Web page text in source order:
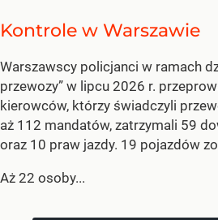
Kontrole w Warszawie
Warszawscy policjanci w ramach
przewozy” w lipcu 2026 r.
kierowców, którzy świadczyli
aż 112 mandatów, zatrzymali 59
oraz 10 praw jazdy. 19 pojazdów
Aż 22 osoby...